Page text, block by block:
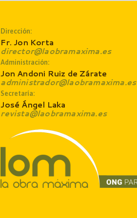
Dirección:
Fr. Jon Korta
director@laobramaxima.es
Administración:
Jon Andoni Ruiz de Zárate
administrador@laobramaxima.es
Secretaría:
José Ángel Laka
revista@laobramaxima.es